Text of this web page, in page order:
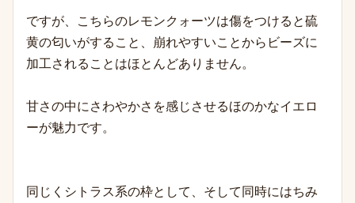
ですが、こちらのレモンクォーツは傷をつけると硫
黄の匂いがすること、崩れやすいことからビーズに
加工されることはほとんどありません。
甘さの中にさわやかさを感じさせるほのかなイエロ
ーが魅力です。
同じくシトラス系の枠として、そして同時にはちみ